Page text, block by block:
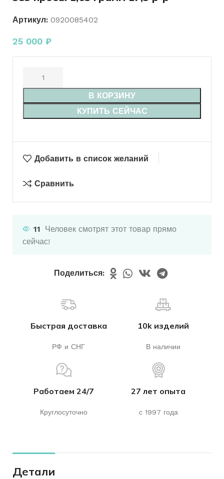
Артикул: 0920085402
25 000 ₽
В КОРЗИНУ
КУПИТЬ СЕЙЧАС
Добавить в список желаний
Сравнить
11 Человек смотрят этот товар прямо
сейчас!
Поделиться:
Быстрая доставка
РФ и СНГ
10k изделий
В наличии
Работаем 24/7
Круглосуточно
27 лет опыта
с 1997 года
Детали